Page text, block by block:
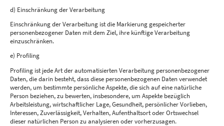
d) Einschränkung der Verarbeitung
Einschränkung der Verarbeitung ist die Markierung gespeicherter
personenbezogener Daten mit dem Ziel, ihre künftige Verarbeitung
einzuschränken.
e) Profiling
Profiling ist jede Art der automatisierten Verarbeitung personenbezogener
Daten, die darin besteht, dass diese personenbezogenen Daten verwendet
werden, um bestimmte persönliche Aspekte, die sich auf eine natürliche
Person beziehen, zu bewerten, insbesondere, um Aspekte bezüglich
Arbeitsleistung, wirtschaftlicher Lage, Gesundheit, persönlicher Vorlieben,
Interessen, Zuverlässigkeit, Verhalten, Aufenthaltsort oder Ortswechsel
dieser natürlichen Person zu analysieren oder vorherzusagen.